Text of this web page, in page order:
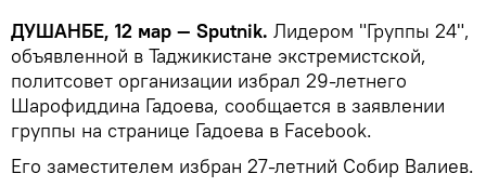
ДУШАНБЕ, 12 мар — Sputnik. Лидером "Группы 24",
объявленной в Таджикистане экстремистской,
политсовет организации избрал 29-летнего
Шарофиддина Гадоева, сообщается в заявлении
группы на странице Гадоева в Facebook.
Его заместителем избран 27-летний Собир Валиев.